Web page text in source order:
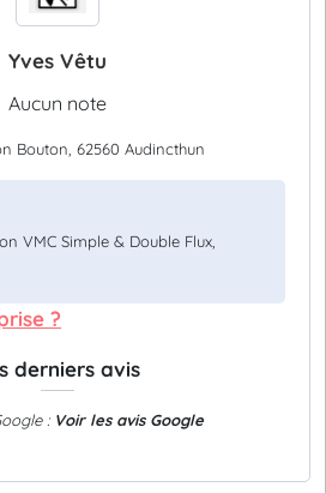
Yves Vêtu
Aucun note
Bouton, 62560 Audincthun
VMC Simple & Double Flux,
?
derniers avis
: Voir les avis Google